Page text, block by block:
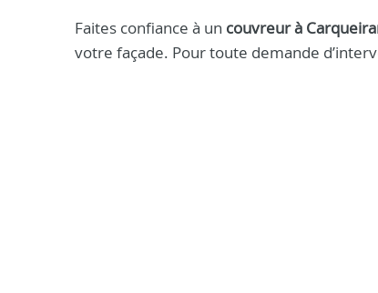
Faites confiance à un couvreur à
votre façade. Pour toute demande